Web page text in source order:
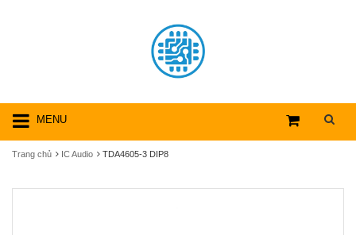
MENU
Trang chủ IC Audio TDA4605-3 DIP8